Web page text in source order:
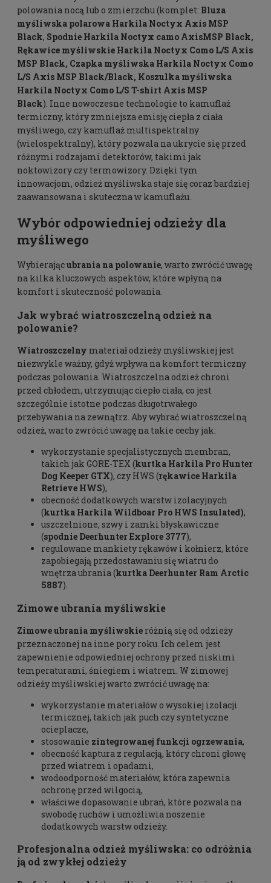
polowania nocą lub o zmierzchu (komplet: Bluza
myśliwska polarowa Harkila Noctyx Axis MSP
Black, Spodnie Harkila Noctyx camo AxisMSP Black,
Rękawice myśliwskie Harkila Noctyx Como L/S Axis
MSP Black, Czapka myśliwska Harkila Noctyx Como
L/S Axis MSP Black/Black, Koszulka myśliwska
Harkila Noctyx Como L/S T-shirt Axis MSP
Black). Inne nowoczesne technologie to kamuflaż
termiczny, który zmniejsza emisję ciepła z ciała
myśliwego, czy kamuflaż multispektralny
(wielospektralny), który pozwala na ukrycie się przed
różnymi rodzajami detektorów, takimi jak
noktowizory czy termowizory. Dzięki tym
innowacjom, odzież myśliwska staje się coraz bardziej
zaawansowana i skuteczna w kamuflażu.
Wybór odpowiedniej odzieży dla
myśliwego
Wybierającubrania na polowanie, warto zwrócić uwagę
na kilka kluczowych aspektów, które wpłyną na
komfort i skuteczność polowania.
Jak wybrać wiatroszczelną odzież na
polowanie?
Wiatroszczelny materiał odzieży myśliwskiej jest
niezwykle ważny, gdyż wpływa na komfort termiczny
podczas polowania. Wiatroszczelna odzież chroni
przed chłodem, utrzymując ciepło ciała, co jest
szczególnie istotne podczas długotrwałego
przebywania na zewnątrz. Aby wybrać wiatroszczelną
odzież, warto zwrócić uwagę na takie cechy jak:
wykorzystanie specjalistycznych membran,
takich jak GORE-TEX (kurtka Harkila Pro Hunter
Dog Keeper GTX), czy HWS (rękawice Harkila
Retrieve HWS),
obecność dodatkowych warstw izolacyjnych
(kurtka Harkila Wildboar Pro HWS Insulated),
uszczelnione, szwy i zamki błyskawiczne
(spodnie Deerhunter Explore 3777),
regulowane mankiety rękawów i kołnierz, które
zapobiegają przedostawaniu się wiatru do
wnętrza ubrania (kurtka Deerhunter Ram Arctic
5887).
Zimowe ubrania myśliwskie
Zimowe ubrania myśliwskie różnią się od odzieży
przeznaczonej na inne pory roku. Ich celem jest
zapewnienie odpowiedniej ochrony przed niskimi
temperaturami, śniegiem i wiatrem. W zimowej
odzieży myśliwskiej warto zwrócić uwagę na:
wykorzystanie materiałów o wysokiej izolacji
termicznej, takich jak puch czy syntetyczne
ocieplacze,
stosowanie zintegrowanej funkcji ogrzewania,
obecność kaptura z regulacją, który chroni głowę
przed wiatrem i opadami,
wodoodporność materiałów, która zapewnia
ochronę przed wilgocią,
właściwe dopasowanie ubrań, które pozwala na
swobodę ruchów i umożliwia noszenie
dodatkowych warstw odzieży.
Profesjonalna odzież myśliwska: co odróżnia
ją od zwykłej odzieży